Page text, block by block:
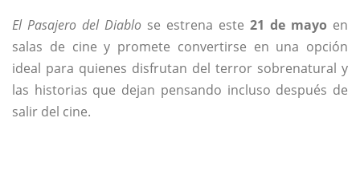
El Pasajero del Diablo se estrena este 21 de mayo en
salas de cine y promete convertirse en una opción
ideal para quienes disfrutan del terror sobrenatural y
las historias que dejan pensando incluso después de
salir del cine.